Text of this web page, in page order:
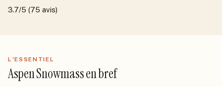
3.7/5 (75 avis)
L'ESSENTIEL
Aspen Snowmassen bref